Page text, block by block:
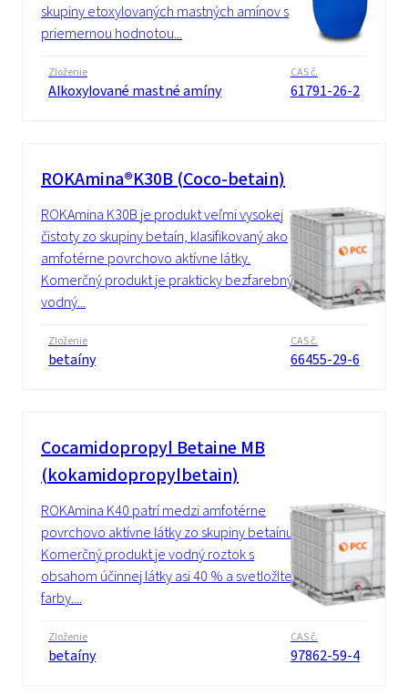
skupiny etoxylovaných mastných amínov s
priemernou hodnotou...
Zloženie
Alkoxylované mastné amíny
CAS č.
61791-26-2
ROKAmina®K30B (Coco-betain)
ROKAmina K30B je produkt veľmi vysokej
čistoty zo skupiny betaín, klasifikovaný ako
amfotérne povrchovo aktívne látky.
Komerčný produkt je prakticky bezfarebný
vodný...
Zloženie
betaíny
CAS č.
66455-29-6
Cocamidopropyl Betaine MB
(kokamidopropylbetain)
ROKAmina K40 patrí medzi amfotérne
povrchovo aktívne látky zo skupiny betaínu.
Komerčný produkt je vodný roztok s
obsahom účinnej látky asi 40 % a svetložltej
farby....
Zloženie
betaíny
CAS č.
97862-59-4